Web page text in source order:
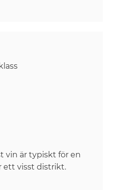
vin är typiskt för en
ett visst distrikt.